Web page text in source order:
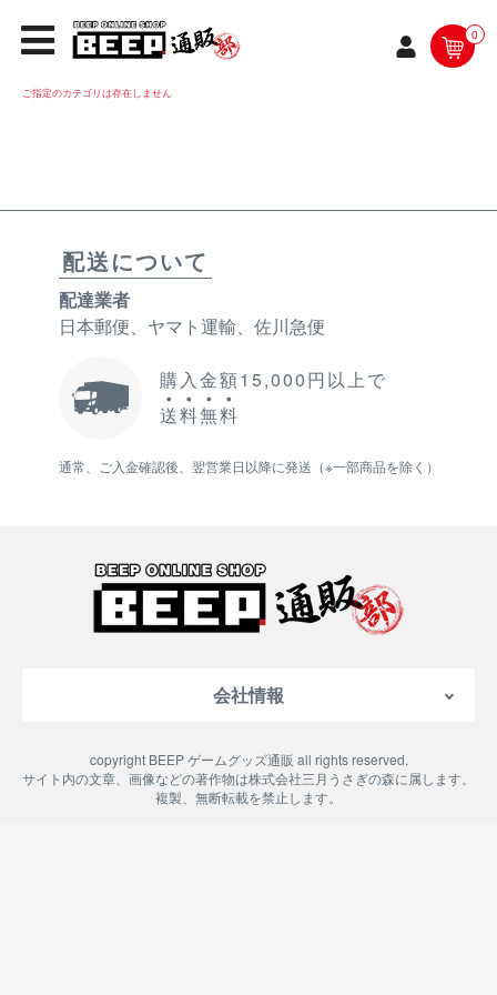
0
ご指定のカテゴリは存在しません
配送について
配達業者
日本郵便、ヤマト運輸、佐川急便
購入金額15,000円以上で
送料無料
通常、ご入金確認後、翌営業日以降に発送（※一部商品を除く）
会社情報
特定商取引法に基づく表記
copyright BEEP ゲームグッズ通販 all rights reserved.
サイト内の文章、画像などの著作物は株式会社三月うさぎの森に属します。
複製、無断転載を禁止します。